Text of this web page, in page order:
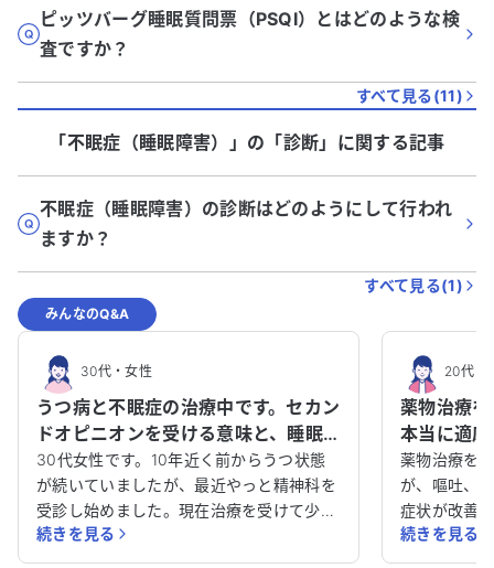
ピッツバーグ睡眠質問票（PSQI）とはどのような検
査ですか？
すべて見る(11)
「不眠症（睡眠障害）」 の「診断」に関する記事
不眠症（睡眠障害）の診断はどのようにして行われ
ますか？
すべて見る(1)
みんなのQ&A
30代・女性
うつ病と不眠症の治療中です。セカン
ドオピニオンを受ける意味と、睡眠
薬が私の体質に合うのか教えてくだ
さい。
30代女性です。10年近く前からうつ状態
が続いていましたが、最近やっと精神科を
受診し始めました。現在治療を受けて少し
経ちますが、睡眠の問題が解決せず悩んで
います。会社は現在休職中です。 睡眠薬な
続きを見る
20代・
薬物治療
本当に適
要因の見
薬物治療を
が、嘔吐、
症状が改善
伝え、先週
見ています
続きを見る